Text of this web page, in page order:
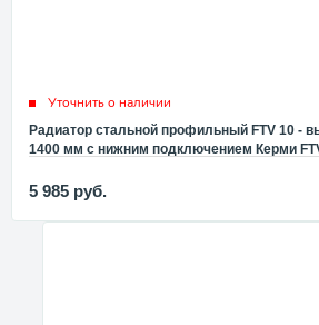
Уточнить о наличии
Радиатор стальной профильный FTV 10 -
1400 мм с нижним подключением Керми
5 985 руб.